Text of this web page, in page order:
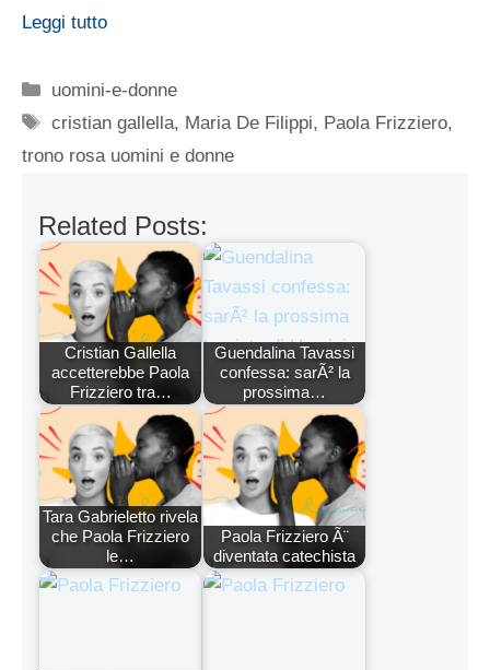
Leggi tutto
Categorie
uomini-e-donne
Tag
cristian gallella, Maria De Filippi, Paola Frizziero,
trono rosa uomini e donne
Related Posts:
Cristian Gallella
accetterebbe Paola
Frizziero tra…
Guendalina Tavassi
confessa: sarÃ² la
prossima…
Tara Gabrieletto rivela
che Paola Frizziero
le…
Paola Frizziero Ã¨
diventata catechista